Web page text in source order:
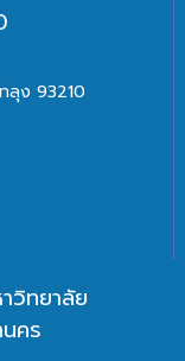
ลุง 93210
วิทยาลัย
คร